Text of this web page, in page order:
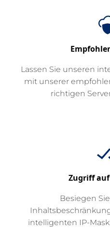
Lassen Sie unseren
mit unserer
richtigen
Zugriff
Besiegen
intelligenten IP-